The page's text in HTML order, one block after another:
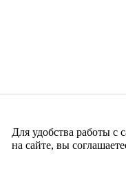
Для удобства работы с
на сайте, вы